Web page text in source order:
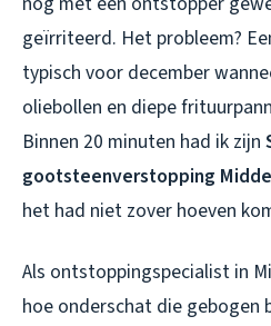
geïrriteerd. Het probleem?
typisch voor december
oliebollen en diepe
Binnen 20 minuten had ik zijn
gootsteenverstopping
het had niet zover hoeven
Als ontstoppingspecialist in
hoe onderschat die gebogen